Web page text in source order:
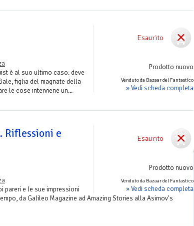
Esaurito
Prodotto nuovo
Venduto da Bazaar del Fantastico
» Vedi scheda completa
è al suo ultimo caso: deve
figlia del magnate della
le cose interviene un...
Esaurito
Prodotto nuovo
Venduto da Bazaar del Fantastico
» Vedi scheda completa
Riflessioni e
pareri e le sue impressioni
da Galileo Magazine ad Amazing Stories alla Asimov's